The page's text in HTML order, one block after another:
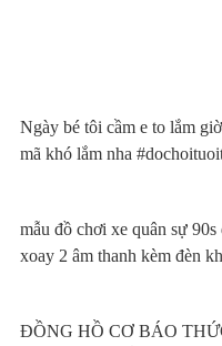
Ngày bé tôi cầm e to lắm
mã khó lắm nha
mẫu đồ chơi xe quân sự
xoay 2 âm thanh kèm đèn
ĐỒNG HỒ CƠ BÁO